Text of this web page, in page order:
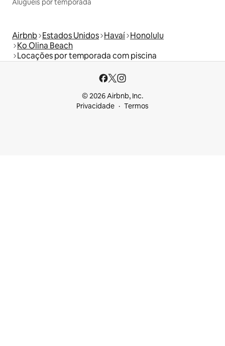
Aluguéis por temporada
Airbnb Estados Unidos Havaí Honolulu
Ko Olina Beach
Locações por temporada com piscina
© 2026 Airbnb, Inc.
Privacidade
Termos